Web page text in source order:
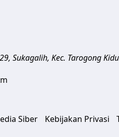
Sukagalih, Kec. Tarogong
Siber Kebijakan Privasi